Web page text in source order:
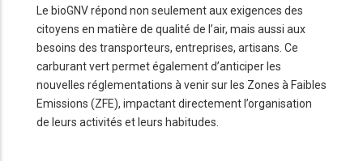
Le bioGNV répond non seulement aux exigences des
citoyens en matière de qualité de l’air, mais aussi aux
besoins des transporteurs, entreprises, artisans. Ce
carburant vert permet également d’anticiper les
nouvelles réglementations à venir sur les Zones à Faibles
Emissions (ZFE), impactant directement l’organisation
de leurs activités et leurs habitudes.